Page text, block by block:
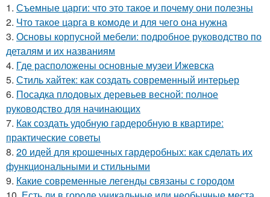
1. Съемные царги: что это такое и почему они полезны
2. Что такое царга в комоде и для чего она нужна
3. Основы корпусной мебели: подробное руководство по
деталям и их названиям
4. Где расположены основные музеи Ижевска
5. Стиль хайтек: как создать современный интерьер
6. Посадка плодовых деревьев весной: полное
руководство для начинающих
7. Как создать удобную гардеробную в квартире:
практические советы
8. 20 идей для крошечных гардеробных: как сделать их
функциональными и стильными
9. Какие современные легенды связаны с городом